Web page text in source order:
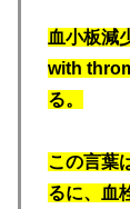
血小板減
with
る。
この言葉
るに、血